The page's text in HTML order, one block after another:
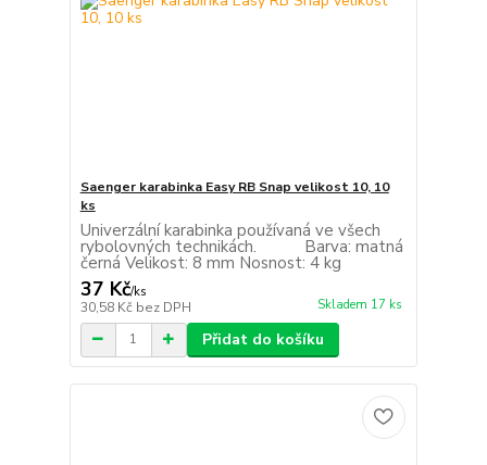
Saenger karabinka Easy RB Snap velikost 10, 10
ks
Univerzální karabinka používaná ve všech
rybolovných technikách. Barva: matná
černá Velikost: 8 mm Nosnost: 4 kg
37 Kč/ks
30,58 Kč bez DPH Skladem 17 ks
Přidat do košíku